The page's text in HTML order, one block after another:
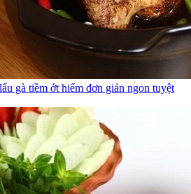
gà tiềm ớt hiểm đơn giản ngon tuyệt